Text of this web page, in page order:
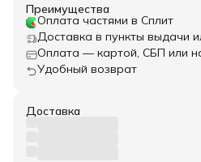
Преимущества
Оплата частями в Сплит
Доставка в пункты выдачи
Оплата — картой, СБП или
Удобный возврат
Доставка